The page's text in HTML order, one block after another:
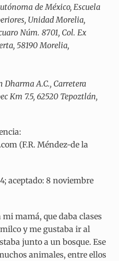
de México, Escuela
Unidad Morelia,
Núm. 8701, Col. Ex
58190 Morelia,
Dharma A.C., Carretera
Km 7.5, 62520 Tepoztlán,
(F.R. Méndez-de la
aceptado: 8 noviembre
mamá, que daba clases
y me gustaba ir al
junto a un bosque. Ese
animales, entre ellos